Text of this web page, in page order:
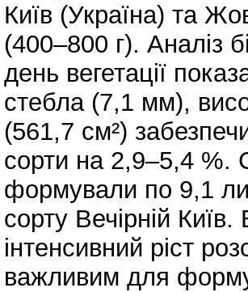
Київ (Україна) та
(400–800 г). Аналіз
день вегетації
стебла (7,1 мм),
(561,7 см²)
сорти на 2,9–5,4 %.
формували по 9,1
сорту Вечірній
інтенсивний ріст
важливим для